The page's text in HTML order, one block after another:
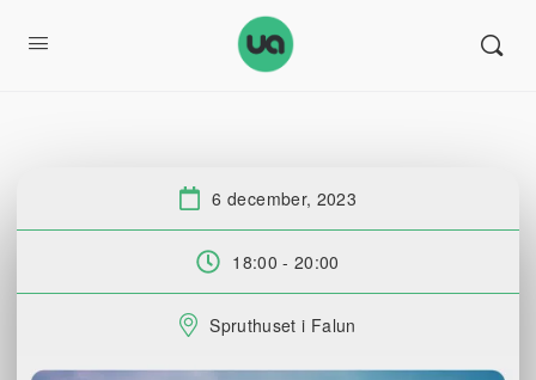
Datum:
6 december, 2023
Tid:
18:00 - 20:00
Plats:
Spruthuset i Falun